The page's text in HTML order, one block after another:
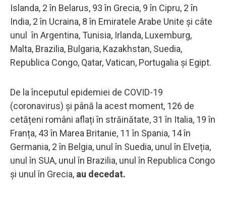
Islanda, 2 în Belarus, 93 în Grecia, 9 în Cipru, 2 în
India, 2 în Ucraina, 8 în Emiratele Arabe Unite și câte
unul în Argentina, Tunisia, Irlanda, Luxemburg,
Malta, Brazilia, Bulgaria, Kazakhstan, Suedia,
Republica Congo, Qatar, Vatican, Portugalia și Egipt.
De la începutul epidemiei de COVID-19
(coronavirus) și până la acest moment, 126 de
cetățeni români aflați în străinătate, 31 în Italia, 19 în
Franța, 43 în Marea Britanie, 11 în Spania, 14 în
Germania, 2 în Belgia, unul în Suedia, unul în Elveția,
unul în SUA, unul în Brazilia, unul în Republica Congo
și unul în Grecia, au decedat.